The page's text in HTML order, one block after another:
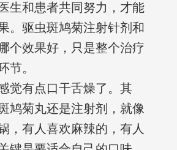
生和患者共同努力，才能
。驱虫斑鸠菊注射针剂和
个效果好，只是整个治疗
节。
觉有点口干舌燥了。其
鸠菊丸还是注射剂，就像
，有人喜欢麻辣的，有人